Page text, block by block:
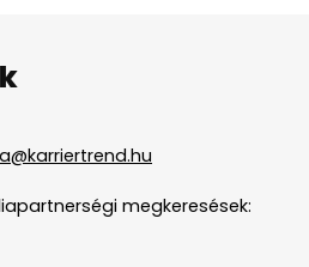
megkeresések: